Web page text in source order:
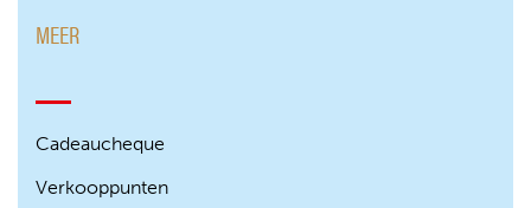
MEER
Cadeaucheque
Verkooppunten